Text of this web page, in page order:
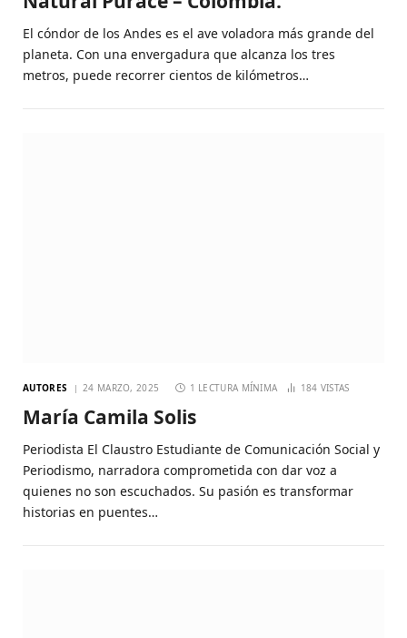
El cóndor de los Andes es el ave voladora más grande del
planeta. Con una envergadura que alcanza los tres
metros, puede recorrer cientos de kilómetros…
AUTORES 24 MARZO, 2025 1 LECTURA MÍNIMA 184 VISTAS
María Camila Solis
Periodista El Claustro Estudiante de Comunicación Social y
Periodismo, narradora comprometida con dar voz a
quienes no son escuchados. Su pasión es transformar
historias en puentes…